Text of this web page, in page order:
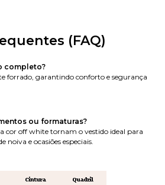
(FAQ)
completo?
forrado, garantindo conforto e segurança
ou formaturas?
cor off white tornam o vestido ideal para
noiva e ocasiões especiais.